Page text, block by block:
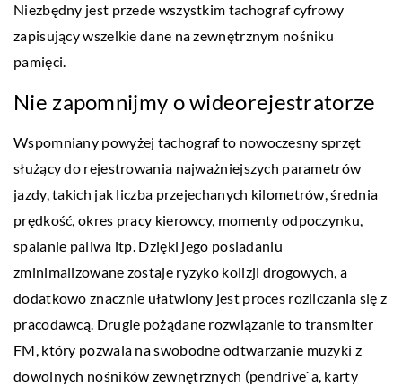
Niezbędny jest przede wszystkim tachograf cyfrowy
zapisujący wszelkie dane na zewnętrznym nośniku
pamięci.
Nie zapomnijmy o wideorejestratorze
Wspomniany powyżej tachograf to nowoczesny sprzęt
służący do rejestrowania najważniejszych parametrów
jazdy, takich jak liczba przejechanych kilometrów, średnia
prędkość, okres pracy kierowcy, momenty odpoczynku,
spalanie paliwa itp. Dzięki jego posiadaniu
zminimalizowane zostaje ryzyko kolizji drogowych, a
dodatkowo znacznie ułatwiony jest proces rozliczania się z
pracodawcą. Drugie pożądane rozwiązanie to transmiter
FM, który pozwala na swobodne odtwarzanie muzyki z
dowolnych nośników zewnętrznych (pendrive`a, karty